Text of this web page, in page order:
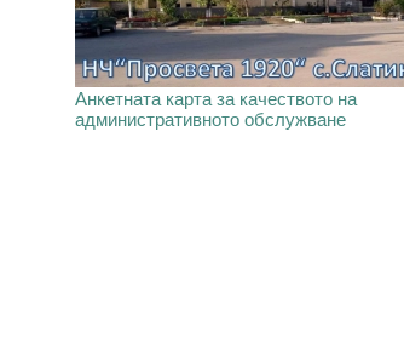
Анкетната карта за качеството на
административното обслужване